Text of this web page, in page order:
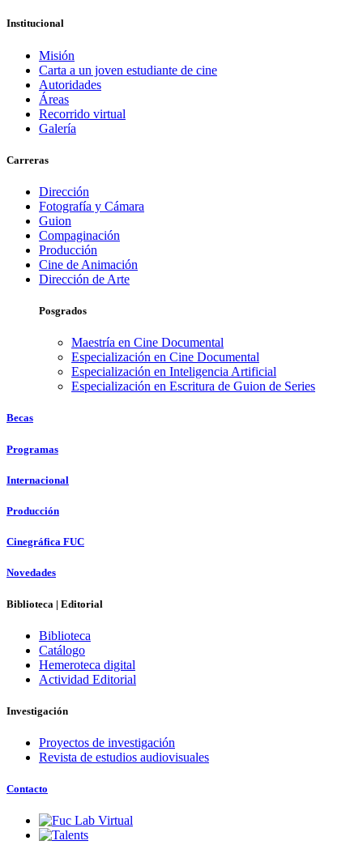
Institucional
Misión
Carta a un joven estudiante de cine
Autoridades
Áreas
Recorrido virtual
Galería
Carreras
Dirección
Fotografía y Cámara
Guion
Compaginación
Producción
Cine de Animación
Dirección de Arte
Posgrados
Maestría en Cine Documental
Especialización en Cine Documental
Especialización en Inteligencia Artificial
Especialización en Escritura de Guion de Series
Becas
Programas
Internacional
Producción
Cinegráfica FUC
Novedades
Biblioteca | Editorial
Biblioteca
Catálogo
Hemeroteca digital
Actividad Editorial
Investigación
Proyectos de investigación
Revista de estudios audiovisuales
Contacto